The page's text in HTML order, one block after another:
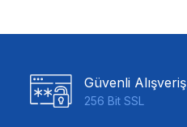
Güvenli Alışveriş
256 Bit SSL